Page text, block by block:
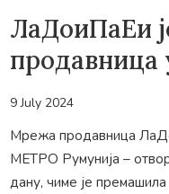
ЛаДоиПаЕи
продавница
9 July 2024
Мрежа продавница
МЕТРО Румунија –
дану, чиме је